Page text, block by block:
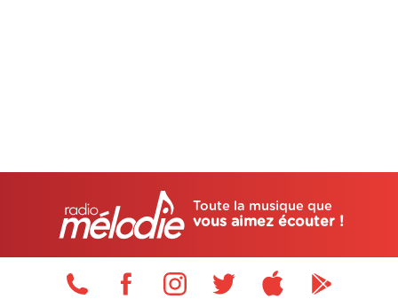
Toute la musique que
vous aimez écouter !